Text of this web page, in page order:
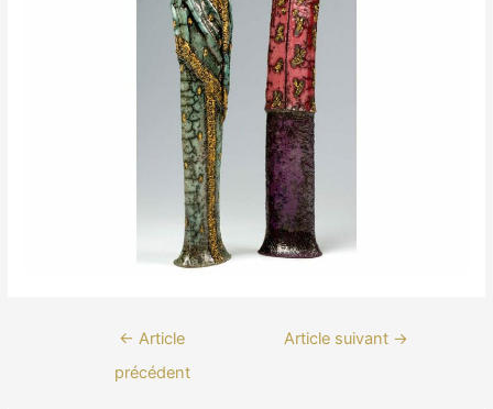
Navigation← Article
précédent
Article suivant →